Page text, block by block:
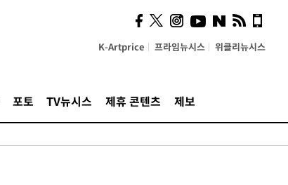
K-Artprice 프라임뉴시스 위클리뉴시스
포토 TV뉴시스 제휴 콘텐츠 제보